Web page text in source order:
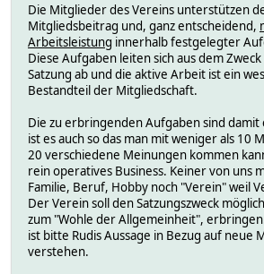
Die Mitglieder des Vereins unterstützen
Mitgliedsbeitrag und, ganz entscheidend,
Arbeitsleistung innerhalb festgelegter
Diese Aufgaben leiten sich aus dem
Satzung ab und die aktive Arbeit ist ein
Bestandteil der Mitgliedschaft.
Die zu erbringenden Aufgaben sind damit
ist es auch so das man mit weniger als 10
20 verschiedene Meinungen kommen
rein operatives Business. Keiner von uns
Familie, Beruf, Hobby noch "Verein" weil
Der Verein soll den Satzungszweck
zum "Wohle der Allgemeinheit",
ist bitte Rudis Aussage in Bezug auf neue
verstehen.